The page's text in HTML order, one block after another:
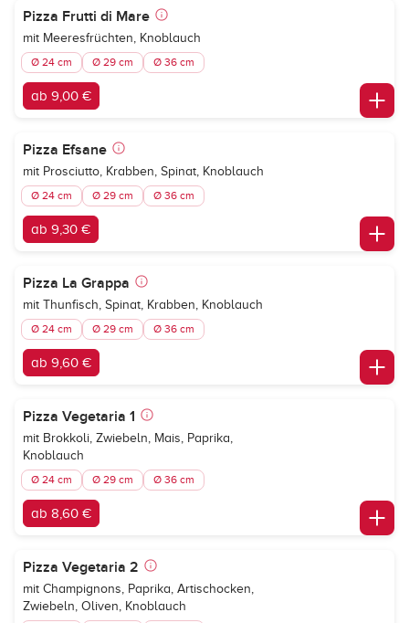
Pizza Frutti di Mare
mit Meeresfrüchten, Knoblauch
Ø 24 cm Ø 29 cm Ø 36 cm
ab 9,00 €
Pizza Efsane
mit Prosciutto, Krabben, Spinat, Knoblauch
Ø 24 cm Ø 29 cm Ø 36 cm
ab 9,30 €
Pizza La Grappa
mit Thunfisch, Spinat, Krabben, Knoblauch
Ø 24 cm Ø 29 cm Ø 36 cm
ab 9,60 €
Pizza Vegetaria 1
mit Brokkoli, Zwiebeln, Mais, Paprika,
Knoblauch
Ø 24 cm Ø 29 cm Ø 36 cm
ab 8,60 €
Pizza Vegetaria 2
mit Champignons, Paprika, Artischocken,
Zwiebeln, Oliven, Knoblauch